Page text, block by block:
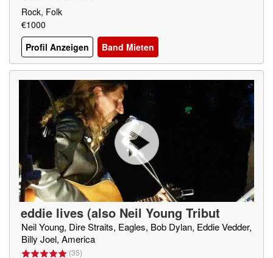
Rock, Folk
€1000
Profil Anzeigen
Band Mieten
eddie lives (also Neil Young Tribut
e)(BE)
Neil Young, Dire Straits, Eagles, Bob Dylan, Eddie Vedder,
Billy Joel, America
(35)